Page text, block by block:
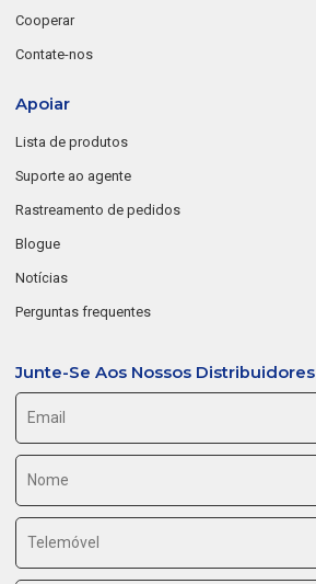
Cooperar
Contate-nos
Apoiar
Lista de produtos
Suporte ao agente
Rastreamento de pedidos
Blogue
Notícias
Perguntas frequentes
Junte-Se Aos Nossos Distribuidores